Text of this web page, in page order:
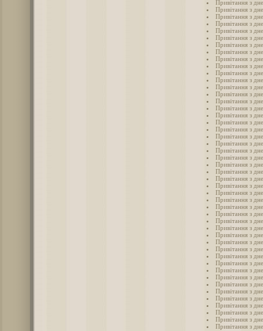
Привітання з
Привітання з
Привітання з
Привітання з
Привітання з
Привітання з
Привітання з
Привітання з
Привітання з
Привітання з
Привітання з
Привітання з
Привітання з
Привітання з
Привітання з
Привітання з
Привітання з
Привітання з
Привітання з
Привітання з
Привітання з
Привітання з
Привітання з
Привітання з
Привітання з
Привітання з
Привітання з
Привітання з
Привітання з
Привітання з
Привітання з
Привітання з
Привітання з
Привітання з
Привітання з
Привітання з
Привітання з
Привітання з
Привітання з
Привітання з
Привітання з
Привітання з
Привітання з
Привітання з
Привітання з
Привітання з
Привітання з